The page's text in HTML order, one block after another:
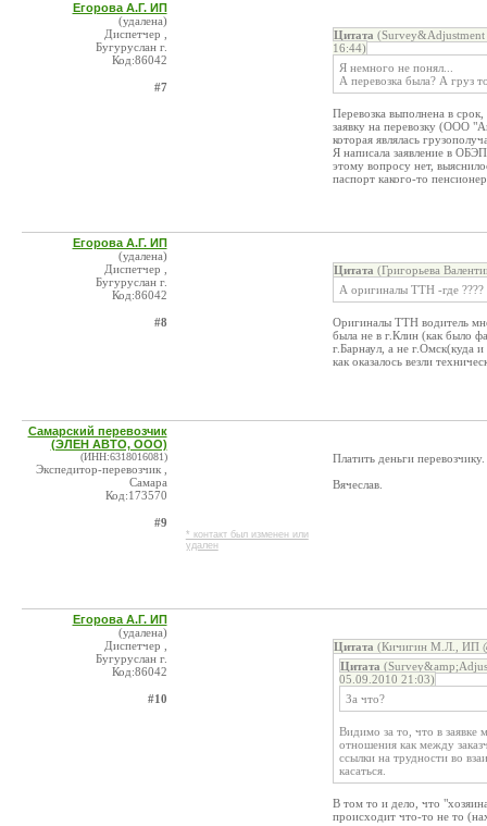
Егорова А.Г. ИП
(удалена)
Диспетчер ,
Бугуруслан г.
Код:86042
#7
Цитата (Survey&Adjustment
16:44)
Я немного не понял...
А перевозка была? А груз
Перевозка выполнена в
заявку на перевозку (ООО
которая являлась
Я написала заявление в
этому вопросу нет,
паспорт какого-то
Егорова А.Г. ИП
(удалена)
Диспетчер ,
Бугуруслан г.
Код:86042
#8
Цитата (Григорьева
А оригиналы ТТН -где ????
Оригиналы ТТН водитель
была не в г.Клин (как было
г.Барнаул, а не г.Омск(куда
как оказалось везли
Самарский перевозчик
(ЭЛЕН АВТО, ООО)
(ИНН:6318016081)
Экспедитор-перевозчик ,
Самара
Код:173570
#9
* контакт был изменен или
удален
Платить деньги
Вячеслав.
Егорова А.Г. ИП
(удалена)
Диспетчер ,
Бугуруслан г.
Код:86042
#10
Цитата (Кичигин М.Л., ИП
Цитата
05.09.2010 21:03)
За что?
Видимо за то, что в
отношения как между
ссылки на трудности во
касаться.
В том то и дело, что
происходит что-то не то